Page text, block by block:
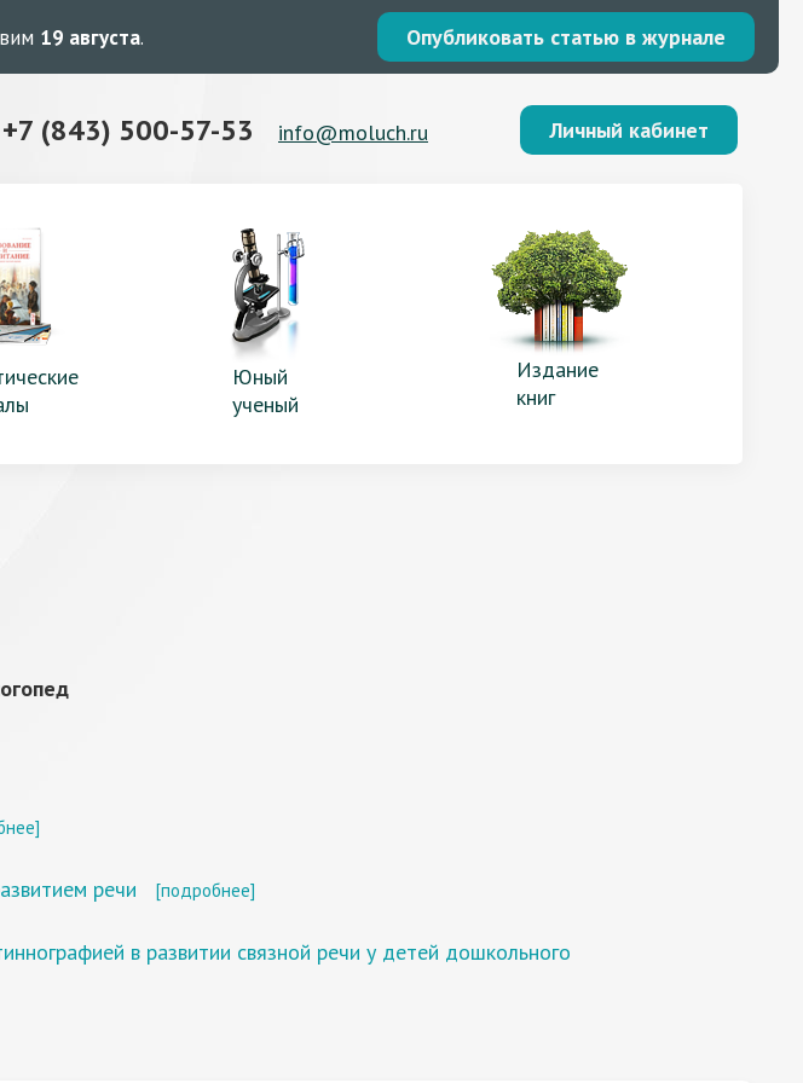
19 августа. Опубликовать статью в журнале
+7 (843) 500-57-53 info@moluch.ru Личный кабинет
Юный
ученый
Издание
книг
речи [подробнее]
в развитии связной речи у детей дошкольного